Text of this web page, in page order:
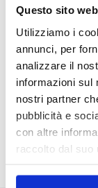
Questo sito
Utilizziamo i
annunci, per
analizzare il
informazioni sul
nostri partner
pubblicità e
con altre
raccolto dal suo
TUTTI GLI